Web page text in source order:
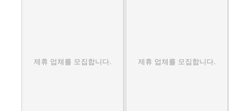
제휴 업체를 모집합니다. 제휴 업체를 모집합니다.